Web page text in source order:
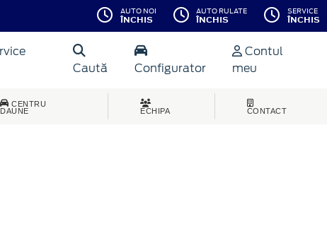
AUTO NOI
ÎNCHIS
AUTO RULATE
ÎNCHIS
SERVICE
ÎNCHIS
Caută Configurator
Contul
meu
CENTRU
DAUNE
ECHIPA CONTACT